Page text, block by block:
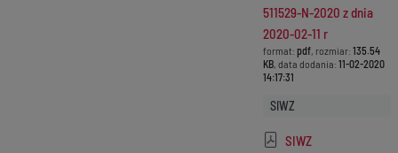
511529-N-2020 z dnia
2020-02-11 r
format: pdf, rozmiar: 135.54
KB, data dodania: 11-02-2020
14:17:31
SIWZ
SIWZ